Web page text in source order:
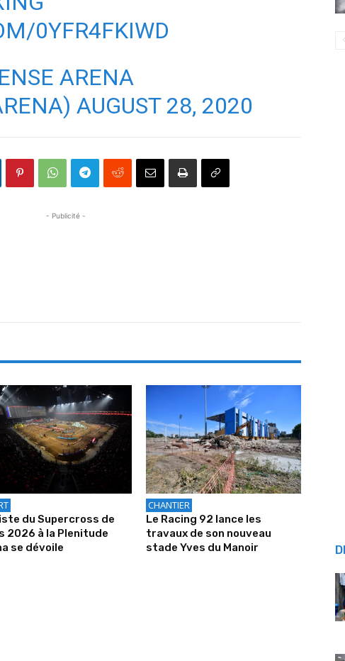
0YFR4FKIWD
ARENA
AUGUST 28, 2020
- Publicité -
du Supercross de
2026 à la Plenitude
se dévoile
CHANTIER
Le Racing 92 lance les
travaux de son nouveau
stade Yves du Manoir